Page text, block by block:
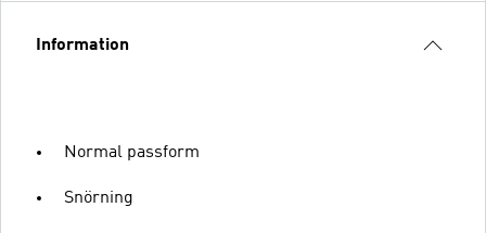
Information
Normal passform
Snörning